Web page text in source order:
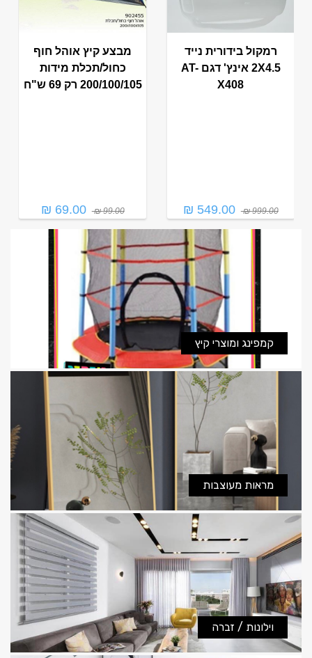
מבצע קיץ אוהל חוף
כחול/תכלת מידות
200/100/105 רק 69 ש"ח
99.00 ₪
69.00 ₪
סט צלחות זכוכית 18
חלקים צבע שחור רק
129 ש"ח
249.00 ₪
129.00 ₪
קמפינג ומוצרי קיץ
מראות מעוצבות
וילונות / זברה